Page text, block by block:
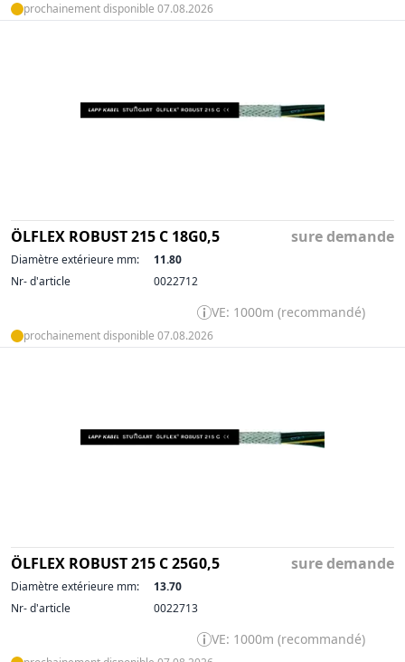
prochainement disponible 07.08.2026
ÖLFLEX ROBUST 215 C 18G0,5 sure demande
Diamètre extérieure mm:
11.80
Nr- d'article
0022712
VE: 1000m (recommandé)
prochainement disponible 07.08.2026
ÖLFLEX ROBUST 215 C 25G0,5 sure demande
Diamètre extérieure mm:
13.70
Nr- d'article
0022713
VE: 1000m (recommandé)